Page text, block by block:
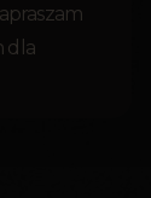
dla